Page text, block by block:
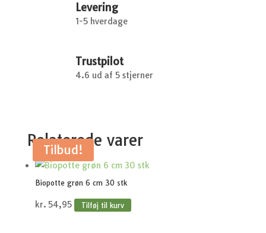
Levering
1-5 hverdage
Trustpilot
4.6 ud af 5 stjerner
Relaterede varer
Biopotte grøn 6 cm 30 stk
kr. 54,95 Tilføj til kurv
Tilbud!